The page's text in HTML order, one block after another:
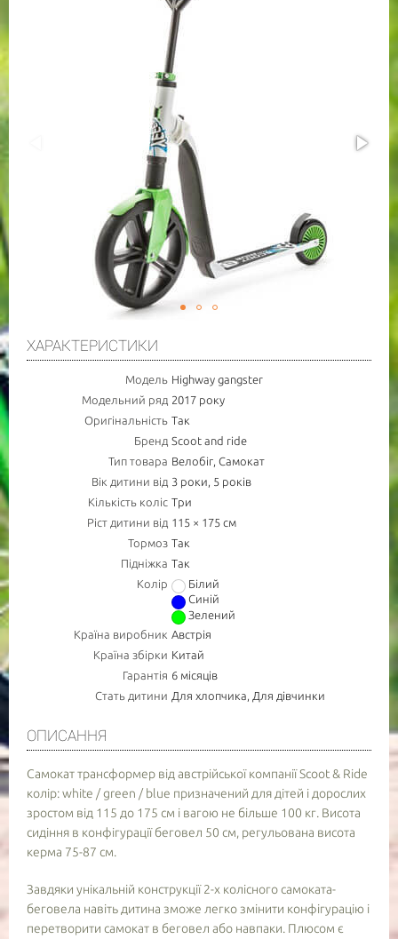
ХАРАКТЕРИСТИКИ
Модель Highway gangster
Модельний ряд 2017 року
Оригінальність Так
Бренд Scoot and ride
Тип товара Велобіг, Самокат
Вік дитини від 3 роки, 5 років
Кількість коліс Три
Ріст дитини від 115 × 175 см
Тормоз Так
Підніжка Так
Колір
Білий
Синій
Зелений
Країна виробник Австрія
Країна збірки Китай
Гарантія 6 місяців
Стать дитини Для хлопчика, Для дівчинки
ОПИСАННЯ
Самокат трансформер від австрійської компанії Scoot & Ride
колір: white / green / blue призначений для дітей і дорослих
зростом від 115 до 175 см і вагою не більше 100 кг. Висота
сидіння в конфігурації беговел 50 см, регульована висота
керма 75-87 см.
Завдяки унікальній конструкції 2-х колісного самоката-
беговела навіть дитина зможе легко змінити конфігурацію і
перетворити самокат в беговел або навпаки. Плюсом є